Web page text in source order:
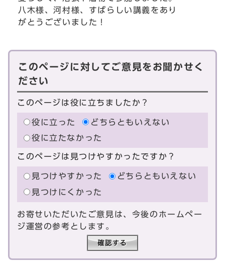
八木様、河村様、すばらしい講義をあり
がとうございました！
このページに対してご意見をお聞かせく
ださい
このページは役に立ちましたか？
役に立った
どちらともいえない
役に立たなかった
このページは見つけやすかったですか？
見つけやすかった
どちらともいえない
見つけにくかった
お寄せいただいたご意見は、今後のホームペー
ジ運営の参考とします。